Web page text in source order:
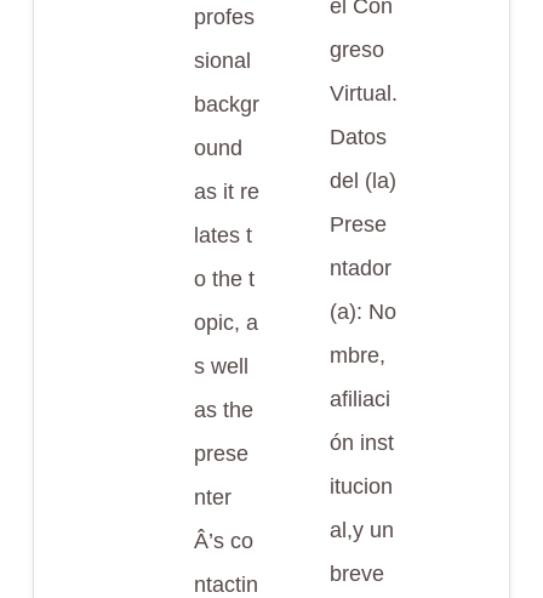
profes
sional
backgr
ound
as it re
lates t
o the t
opic, a
s well
as the
prese
nter
Â’s co
ntactin
el Con
greso
Virtual.
Datos
del (la)
Prese
ntador
(a): No
mbre,
afiliaci
ón inst
itucion
al,y un
breve